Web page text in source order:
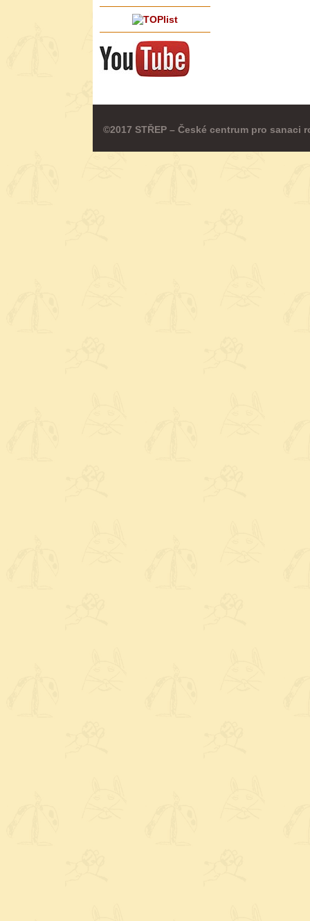
©2017 STŘEP – České centrum pro sanaci